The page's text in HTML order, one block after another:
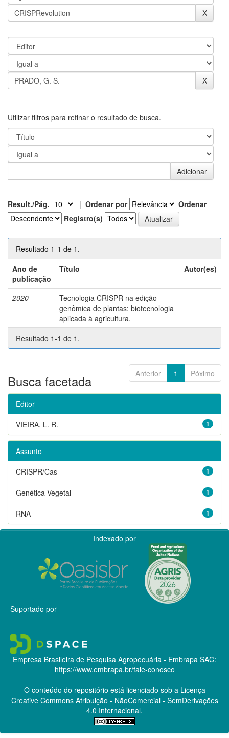
Utilizar filtros para refinar o resultado de busca.
Result./Pág. | Ordenar por
Ordenar
Registro(s)
Resultado 1-1 de 1.
Ano de
publicação
Título Autor(es)
2020
Tecnologia CRISPR na edição
genômica de plantas: biotecnologia
aplicada à agricultura.
-
Resultado 1-1 de 1.
Anterior 1 Póximo
Busca facetada
Editor
1
VIEIRA, L. R.
Assunto
1
CRISPR/Cas
1
Genética Vegetal
1
RNA
Indexado por
Suportado por
Empresa Brasileira de Pesquisa Agropecuária - Embrapa SAC:
https://www.embrapa.br/fale-conosco
O conteúdo do repositório está licenciado sob a Licença
Creative CommonsAtribuição - NãoComercial - SemDerivações
4.0 Internacional.